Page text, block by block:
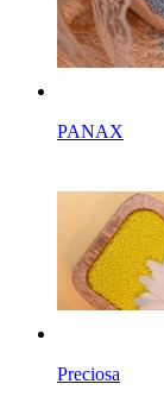
PANAX
Preciosa